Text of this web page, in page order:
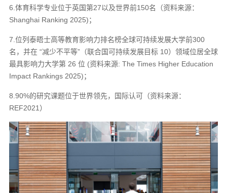
6.体育科学专业位于英国第27以及世界前150名（资料来源：
Shanghai Ranking 2025)；
7.位列泰晤士高等教育影响力排名榜全球可持续发展大学前300
名，并在 “减少不平等”（联合国可持续发展目标 10）领域位居全球
最具影响力大学第 26 位 (资料来源: The Times Higher Education
Impact Rankings 2025)；
8.90%的研究课题位于世界领先，国际认可（资料来源：
REF2021）